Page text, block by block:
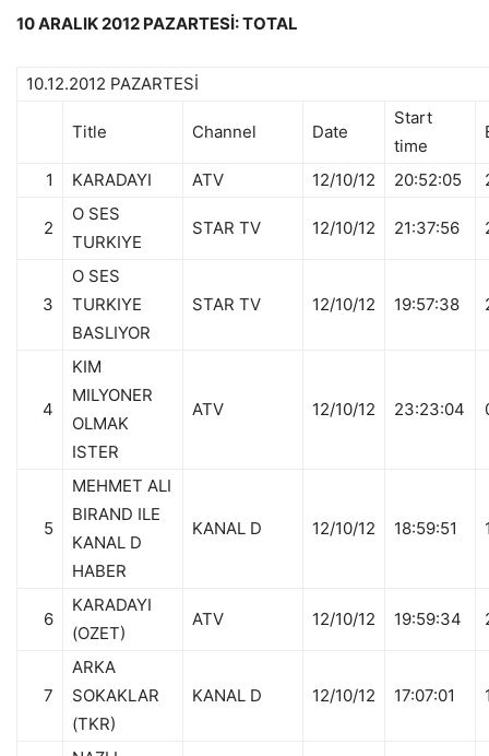
10 ARALIK 2012 PAZARTESİ: TOTAL
10.12.2012 PAZARTESİ
Title Channel Date
Start
time
1 KARADAYI ATV 12/10/12 20:52:05
2
O SES
TURKIYE
STAR TV 12/10/12 21:37:56
3
O SES
TURKIYE
BASLIYOR
STAR TV 12/10/12 19:57:38
4
KIM
MILYONER
OLMAK
ISTER
ATV 12/10/12 23:23:04
5
MEHMET ALI
BIRAND ILE
KANAL D
HABER
KANAL D 12/10/12 18:59:51
6
KARADAYI
(OZET)
ATV 12/10/12 19:59:34
7
ARKA
SOKAKLAR
(TKR)
KANAL D 12/10/12 17:07:01